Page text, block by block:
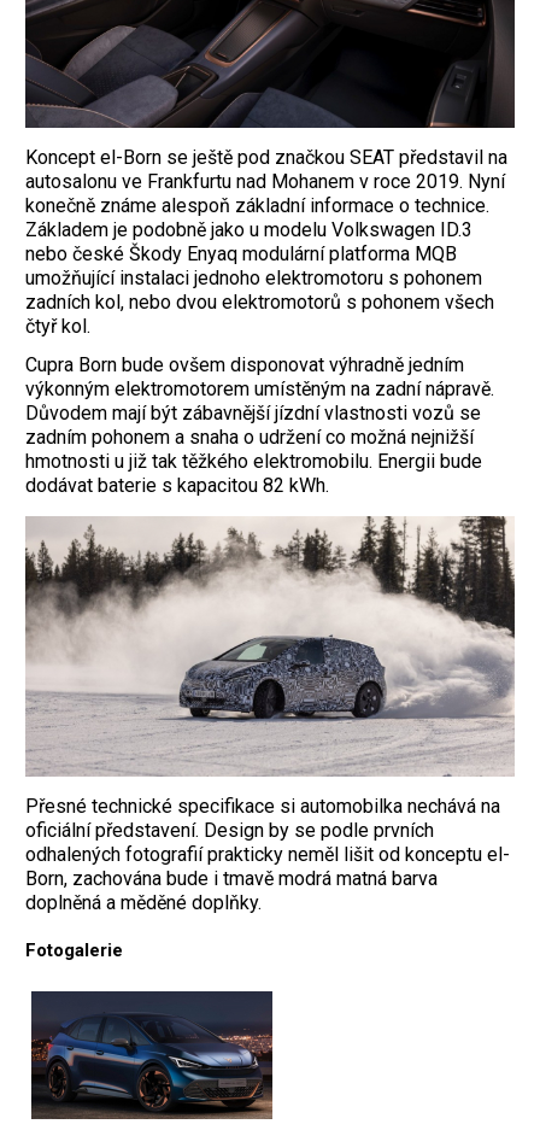
Koncept el-Born se ještě pod značkou SEAT představil na
autosalonu ve Frankfurtu nad Mohanem v roce 2019. Nyní
konečně známe alespoň základní informace o technice.
Základem je podobně jako u modelu Volkswagen ID.3
nebo české Škody Enyaq modulární platforma MQB
umožňující instalaci jednoho elektromotoru s pohonem
zadních kol, nebo dvou elektromotorů s pohonem všech
čtyř kol.
Cupra Born bude ovšem disponovat výhradně jedním
výkonným elektromotorem umístěným na zadní nápravě.
Důvodem mají být zábavnější jízdní vlastnosti vozů se
zadním pohonem a snaha o udržení co možná nejnižší
hmotnosti u již tak těžkého elektromobilu. Energii bude
dodávat baterie s kapacitou 82 kWh.
Přesné technické specifikace si automobilka nechává na
oficiální představení. Design by se podle prvních
odhalených fotografií prakticky neměl lišit od konceptu el-
Born, zachována bude i tmavě modrá matná barva
doplněná a měděné doplňky.
Fotogalerie